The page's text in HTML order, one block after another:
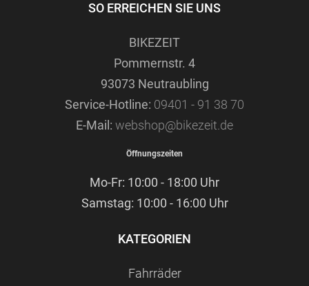
SO ERREICHEN SIE UNS
BIKEZEIT
Pommernstr. 4
93073 Neutraubling
Service-Hotline: 09401 - 91 38 70
E-Mail: webshop@bikezeit.de
Öffnungszeiten
Mo-Fr: 10:00 - 18:00 Uhr
Samstag: 10:00 - 16:00 Uhr
KATEGORIEN
Fahrräder